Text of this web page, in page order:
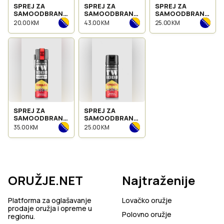
SPREJ ZA
SAMOODBRANU
TW 1000 CS
20.00 KM
SPREJ ZA
SAMOODBRANU
TW 1000
CLASSIC 45ML
43.00 KM
SPREJ ZA
SAMOODBRANU
TW 1000
MAN 40ML
25.00 KM
SPREJ ZA
SAMOODBRANU
TW 1000
SUPER 75ML
35.00 KM
SPREJ ZA
SAMOODBRANU
TW 1000
CLASSIC 63ML
25.00 KM
ORUŽJE.NET
Platforma za oglašavanje
prodaje oružja i opreme u
regionu.
Najtraženije
Lovačko oružje
Polovno oružje